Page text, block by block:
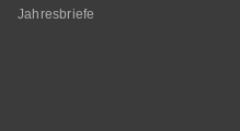
Jahresbriefe